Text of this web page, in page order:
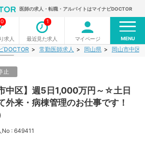
医師の求人・転職・アルバイトはマイナビDOCTOR
求人
0
最近見た求人
1
マイページ MENU
DOCTOR 常勤医師求人 岡山県 岡山市中区
止
中区】週5日1,000万円～☆土日
来・病棟管理のお仕事です！
No : 649411